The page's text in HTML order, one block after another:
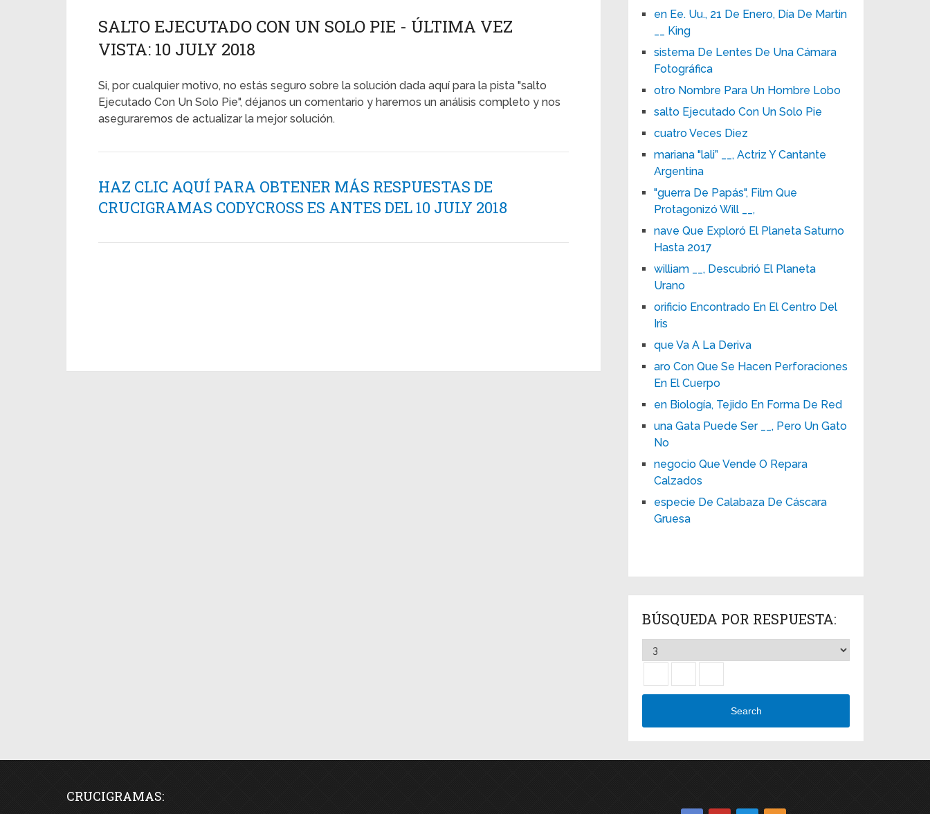
SALTO EJECUTADO CON UN SOLO PIE - ÚLTIMA VEZ
VISTA: 10 JULY 2018
Si, por cualquier motivo, no estás seguro sobre la solución dada aquí para la pista "salto
Ejecutado Con Un Solo Pie", déjanos un comentario y haremos un análisis completo y nos
aseguraremos de actualizar la mejor solución.
HAZ CLIC AQUÍ PARA OBTENER MÁS RESPUESTAS DE
CRUCIGRAMAS CODYCROSS ES ANTES DEL 10 JULY 2018
en Ee. Uu., 21 De Enero, Día De Martin
__ King
sistema De Lentes De Una Cámara
Fotográfica
otro Nombre Para Un Hombre Lobo
salto Ejecutado Con Un Solo Pie
cuatro Veces Diez
mariana "lali” __, Actriz Y Cantante
Argentina
"guerra De Papás", Film Que
Protagonizó Will __,
nave Que Exploró El Planeta Saturno
Hasta 2017
william __, Descubrió El Planeta
Urano
orificio Encontrado En El Centro Del
Iris
que Va A La Deriva
aro Con Que Se Hacen Perforaciones
En El Cuerpo
en Biología, Tejido En Forma De Red
una Gata Puede Ser __, Pero Un Gato
No
negocio Que Vende O Repara
Calzados
especie De Calabaza De Cáscara
Gruesa
BÚSQUEDA POR RESPUESTA:
Search
CRUCIGRAMAS: